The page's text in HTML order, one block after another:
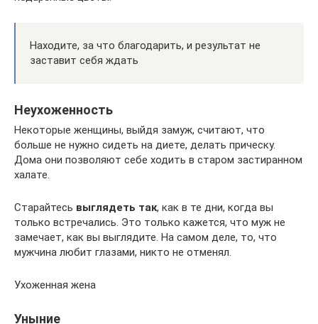
Находите, за что благодарить, и результат не
заставит себя ждать
Неухоженность
Некоторые женщины, выйдя замуж, считают, что
больше не нужно сидеть на диете, делать прическу.
Дома они позволяют себе ходить в старом застиранном
халате.
Старайтесь выглядеть так, как в те дни, когда вы
только встречались. Это только кажется, что муж не
замечает, как вы выглядите. На самом деле, то, что
мужчина любит глазами, никто не отменял.
Ухоженная жена
Уныние